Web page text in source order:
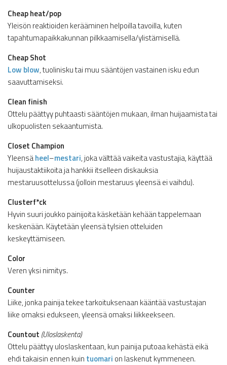
Cheap heat/pop
Yleisön reaktioiden kerääminen helpoilla tavoilla, kuten
tapahtumapaikkakunnan pilkkaamisella/ylistämisellä.
Cheap Shot
Low blow, tuolinisku tai muu sääntöjen vastainen isku edun
saavuttamiseksi.
Clean finish
Ottelu päättyy puhtaasti sääntöjen mukaan, ilman huijaamista tai
ulkopuolisten sekaantumista.
Closet Champion
Yleensäheel–mestari, joka välttää vaikeita vastustajia, käyttää
huijaustaktiikoita ja hankkii itselleen diskauksia
mestaruusottelussa (jolloin mestaruus yleensä ei vaihdu).
Clusterf*ck
Hyvin suuri joukko painijoita käsketään kehään tappelemaan
keskenään. Käytetään yleensä tylsien otteluiden
keskeyttämiseen.
Color
Veren yksi nimitys.
Counter
Liike, jonka painija tekee tarkoituksenaan kääntää vastustajan
liike omaksi edukseen, yleensä omaksi liikkeekseen.
Countout (Uloslaskenta)
Ottelu päättyy uloslaskentaan, kun painija putoaa kehästä eikä
ehdi takaisin ennen kuin tuomari on laskenut kymmeneen.